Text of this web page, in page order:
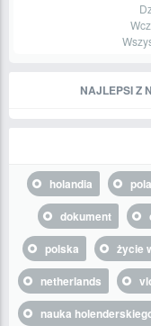
NAJLEPSI Z
holandia
dokument
polska
życie
netherlands
nauka